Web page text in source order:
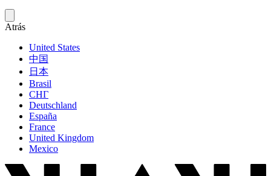
Atrás
United States
中国
日本
Brasil
СНГ
Deutschland
España
France
United Kingdom
Mexico